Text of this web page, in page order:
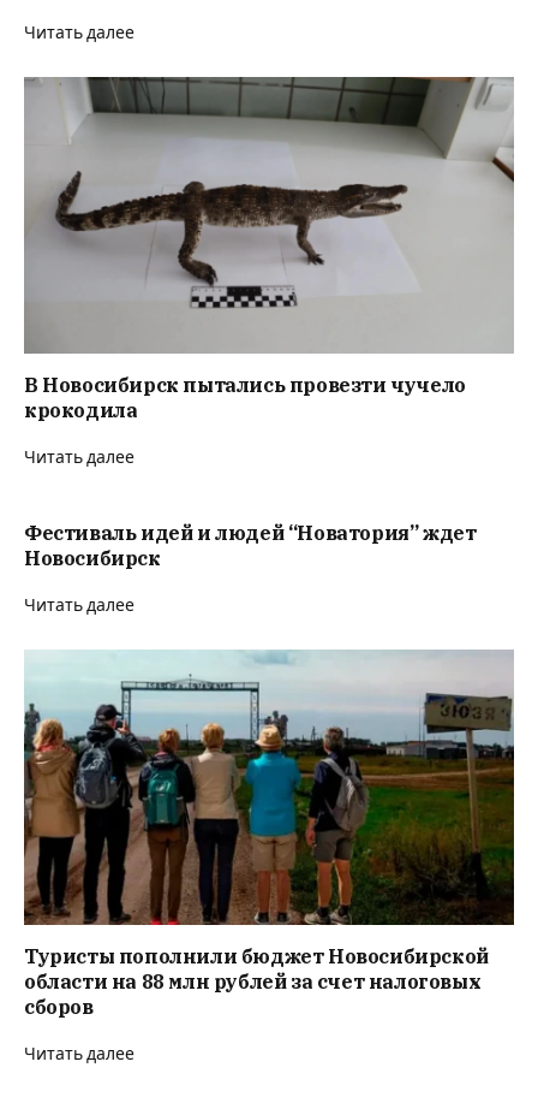
Читать далее
В Новосибирск пытались провезти чучело
крокодила
Читать далее
Фестиваль идей и людей “Новатория” ждет
Новосибирск
Читать далее
Туристы пополнили бюджет Новосибирской
области на 88 млн рублей за счет налоговых
сборов
Читать далее